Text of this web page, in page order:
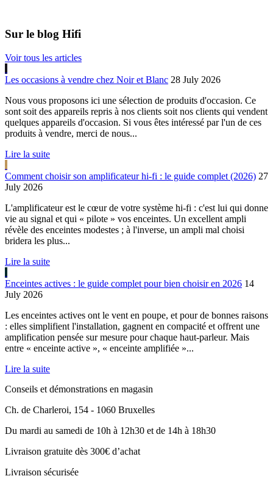
Sur le blog Hifi
Voir tous les articles
Les occasions à vendre chez Noir et Blanc 28 July 2026
Nous vous proposons ici une sélection de produits d'occasion. Ce
sont soit des appareils repris à nos clients soit nos clients qui vendent
quelques appareils d'occasion. Si vous êtes intéressé par l'un de ces
produits à vendre, merci de nous...
Lire la suite
Comment choisir son amplificateur hi-fi : le guide complet (2026) 27
July 2026
L'amplificateur est le cœur de votre système hi-fi : c'est lui qui donne
vie au signal et qui « pilote » vos enceintes. Un excellent ampli
révèle des enceintes modestes ; à l'inverse, un ampli mal choisi
bridera les plus...
Lire la suite
Enceintes actives : le guide complet pour bien choisir en 2026 14
July 2026
Les enceintes actives ont le vent en poupe, et pour de bonnes raisons
: elles simplifient l'installation, gagnent en compacité et offrent une
amplification pensée sur mesure pour chaque haut-parleur. Mais
entre « enceinte active », « enceinte amplifiée »...
Lire la suite
Conseils et démonstrations en magasin
Ch. de Charleroi, 154 - 1060 Bruxelles
Du mardi au samedi de 10h à 12h30 et de 14h à 18h30
Livraison gratuite dès 300€ d’achat
Livraison sécurisée